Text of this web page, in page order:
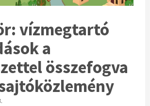
vízmegtartó
a
összefogva